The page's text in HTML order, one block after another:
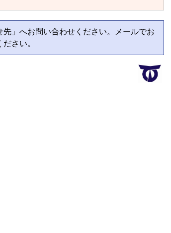
」へお問い合わせください。メールでお
さい。